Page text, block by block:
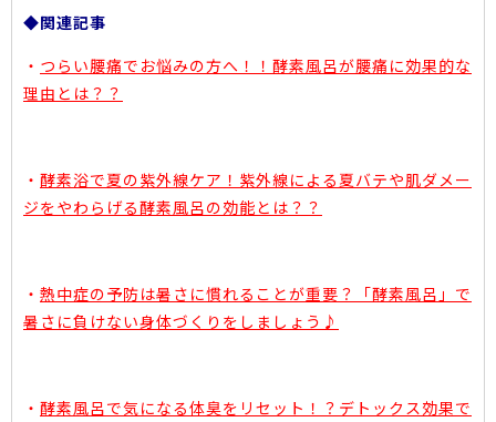
◆関連記事
・ つらい腰痛でお悩みの方へ！！酵素風呂が腰痛に効果的な
理由とは？？
・ 酵素浴で夏の紫外線ケア！紫外線による夏バテや肌ダメー
ジをやわらげる酵素風呂の効能とは？？
・ 熱中症の予防は暑さに慣れることが重要？「酵素風呂」で
暑さに負けない身体づくりをしましょう♪
・ 酵素風呂で気になる体臭をリセット！？デトックス効果で